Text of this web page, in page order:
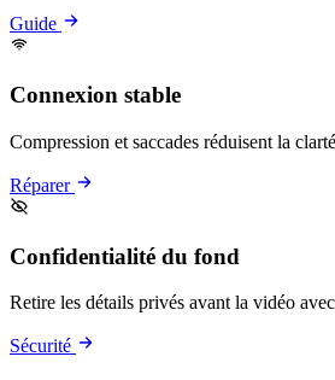
Guide
Connexion stable
Compression et saccades réduisent la
Réparer
Confidentialité du fond
Retire les détails privés avant la vidéo
Sécurité